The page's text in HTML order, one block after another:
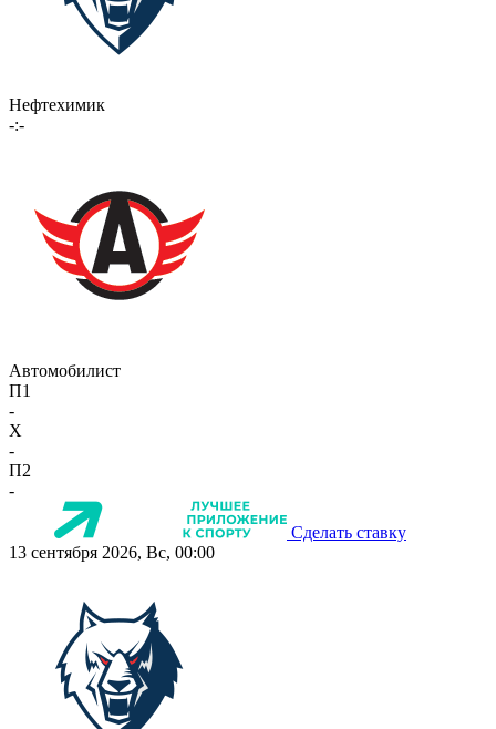
Нефтехимик
-:-
Автомобилист
П1
-
X
-
П2
-
Сделать ставку
13 сентября 2026, Вс, 00:00